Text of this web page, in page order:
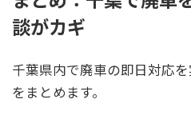
談がカギ
千葉県内で廃車の即日対応
をまとめます。